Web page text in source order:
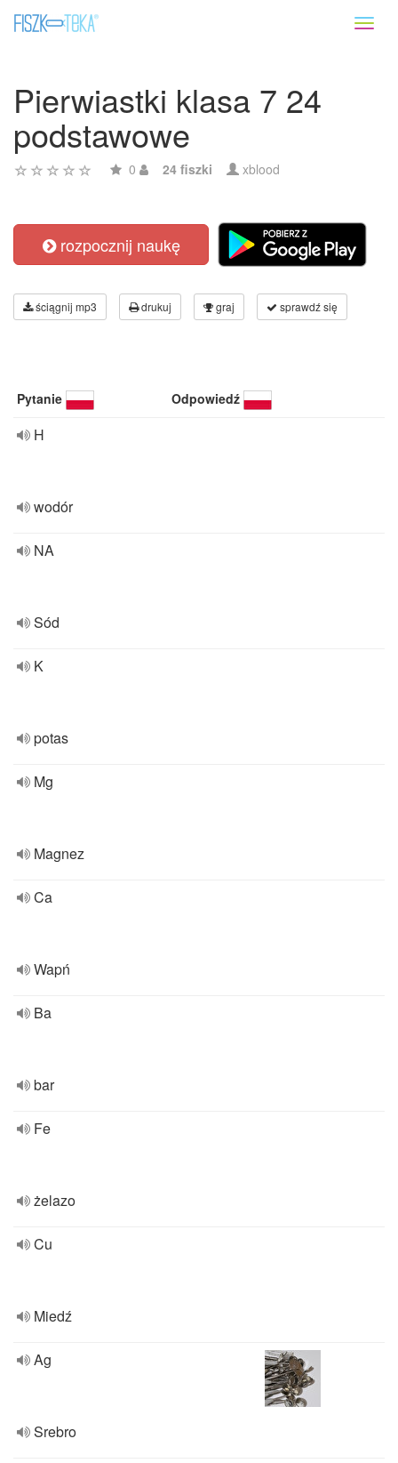
Pierwiastki klasa 7 24
podstawowe
0 24 fiszki xblood
rozpocznij naukę
ściągnij mp3 drukuj graj sprawdź się
Pytanie Odpowiedź
H
wodór
NA
Sód
K
potas
Mg
Magnez
Ca
Wapń
Ba
bar
Fe
żelazo
Cu
Miedź
Ag
Srebro